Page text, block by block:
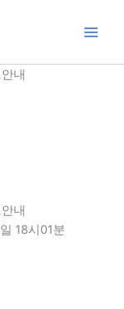
내
내
18시01분